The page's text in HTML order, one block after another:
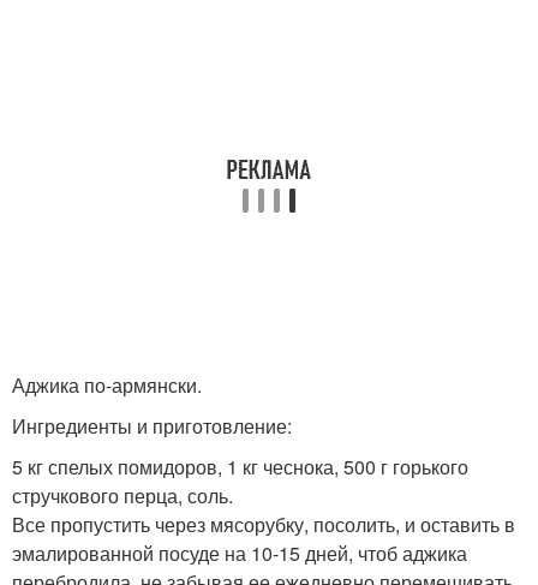
Аджика по-армянски.
Ингредиенты и приготовление:
5 кг спелых помидоров, 1 кг чеснока, 500 г горького
стручкового перца, соль.
Все пропустить через мясорубку, посолить, и оставить в
эмалированной посуде на 10-15 дней, чтоб аджика